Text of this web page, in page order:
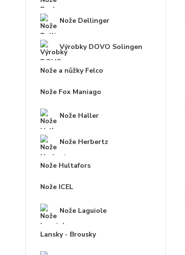
Nože Dellinger
Výrobky DOVO Solingen
Nože a nůžky Felco
Nože Fox Maniago
Nože Haller
Nože Herbertz
Nože Hultafors
Nože ICEL
Nože Laguiole
Lansky - Brousky